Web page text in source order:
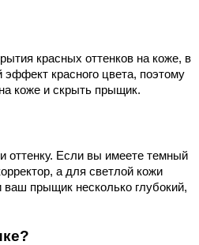
красных оттенков на коже, в
красного цвета, поэтому
коже и скрыть прыщик.
оттенку. Если вы имеете темный
а для светлой кожи
ваш прыщик несколько глубокий,